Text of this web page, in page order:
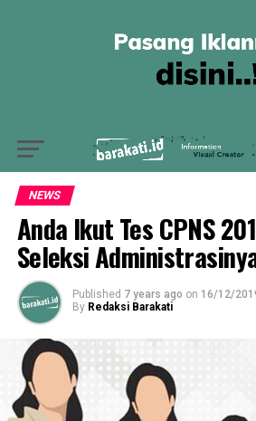
NEWS
Anda Ikut Tes CPNS
Seleksi
Published 7 years ago on 16/12/
By Redaksi Barakati